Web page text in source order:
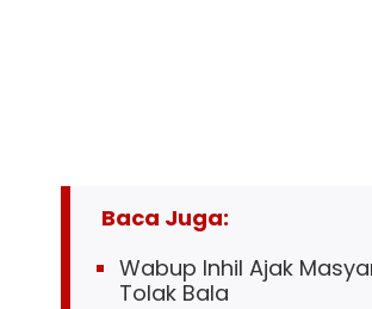
Baca Juga:
Wabup Inhil Ajak
Tolak Bala